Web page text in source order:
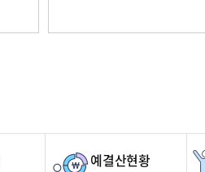
예결산현황